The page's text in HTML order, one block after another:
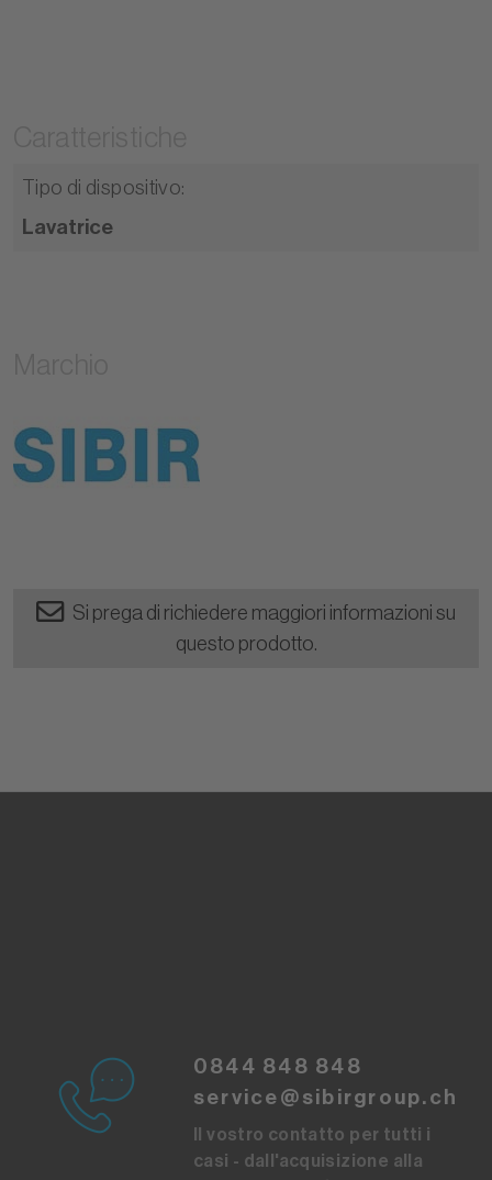
Tipo di dispositivo:
Lavatrice
Si prega di richiedere maggiori informazioni su
questo prodotto.
0844 848 848
service@sibirgroup.ch
Il vostro contatto per tutti i
casi - dall'acquisizione alla